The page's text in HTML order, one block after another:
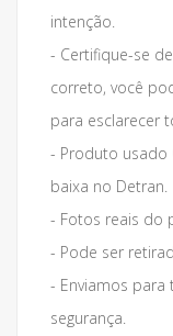
intenção.
- Certifique-se
correto, você
para esclarecer
- Produto usado
baixa no Detran.
- Fotos reais do
- Pode ser
- Enviamos para
segurança.